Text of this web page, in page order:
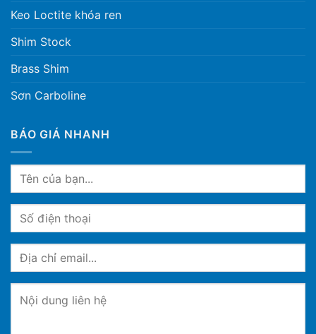
Keo Loctite khóa ren
Shim Stock
Brass Shim
Sơn Carboline
BÁO GIÁ NHANH